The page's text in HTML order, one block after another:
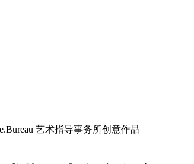
艺术指导事务所创意作品